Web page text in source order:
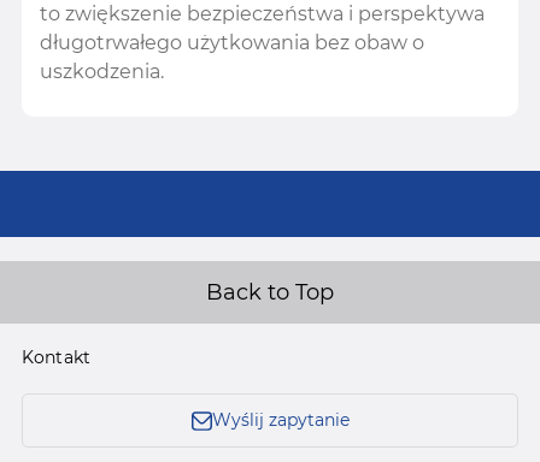
to zwiększenie bezpieczeństwa i perspektywa
długotrwałego użytkowania bez obaw o
uszkodzenia.
Back to Top
Kontakt
Wyślij zapytanie